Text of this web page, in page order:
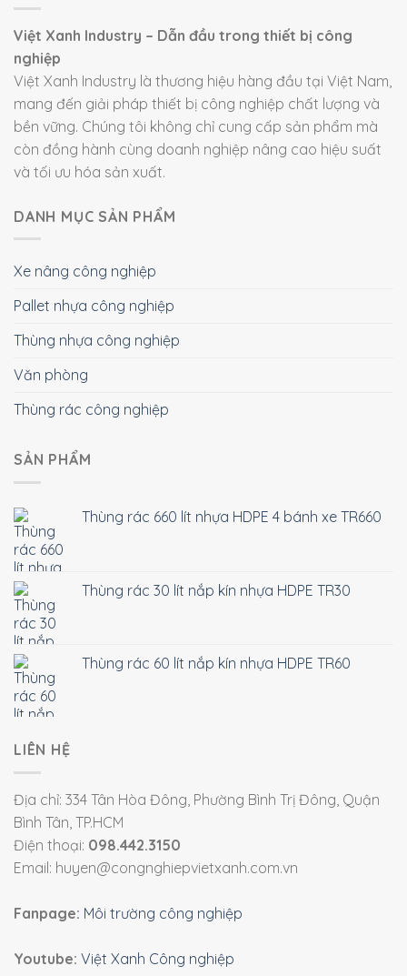
Việt Xanh Industry – Dẫn đầu trong thiết bị công
nghiệp
Việt Xanh Industry là thương hiệu hàng đầu tại Việt Nam,
mang đến giải pháp thiết bị công nghiệp chất lượng và
bền vững. Chúng tôi không chỉ cung cấp sản phẩm mà
còn đồng hành cùng doanh nghiệp nâng cao hiệu suất
và tối ưu hóa sản xuất.
DANH MỤC SẢN PHẨM
Xe nâng công nghiệp
Pallet nhựa công nghiệp
Thùng nhựa công nghiệp
Văn phòng
Thùng rác công nghiệp
SẢN PHẨM
Thùng rác 660 lít nhựa HDPE 4 bánh xe TR660
Thùng rác 30 lít nắp kín nhựa HDPE TR30
Thùng rác 60 lít nắp kín nhựa HDPE TR60
LIÊN HỆ
Địa chỉ: 334 Tân Hòa Đông, Phường Bình Trị Đông, Quận
Bình Tân, TP.HCM
Điện thoại: 098.442.3150
Email: huyen@congnghiepvietxanh.com.vn
Fanpage: Môi trường công nghiệp
Youtube: Việt Xanh Công nghiệp